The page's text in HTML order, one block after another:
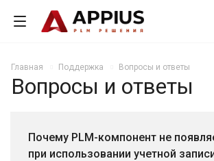
Главная Поддержка Вопросы и ответы
Вопросы и ответы
Почему PLM-компонент не
при использовании учетной